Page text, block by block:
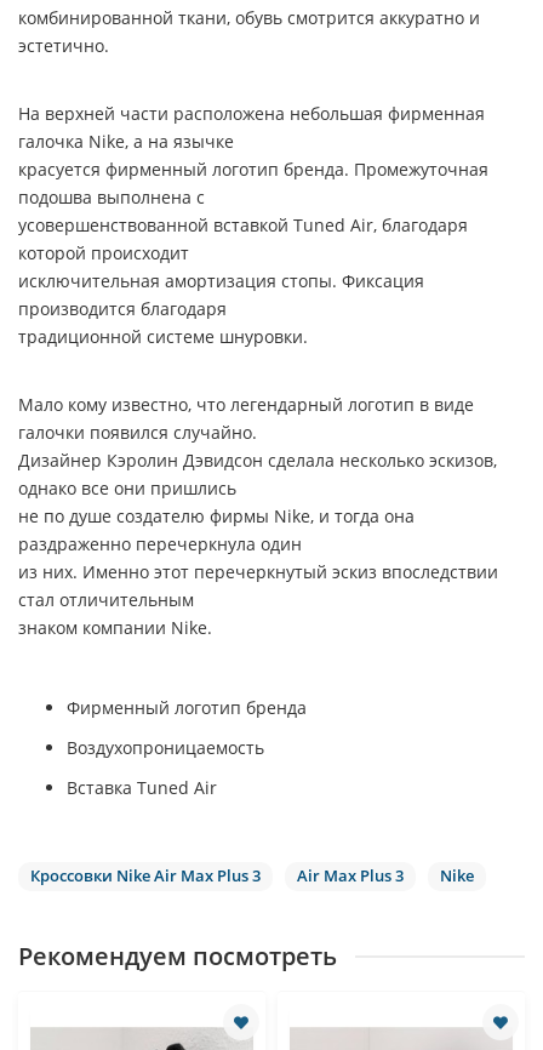
комбинированной ткани, обувь смотрится аккуратно и
эстетично.
На верхней части расположена небольшая фирменная
галочка Nike, а на язычке
красуется фирменный логотип бренда. Промежуточная
подошва выполнена с
усовершенствованной вставкой Tuned Air, благодаря
которой происходит
исключительная амортизация стопы. Фиксация
производится благодаря
традиционной системе шнуровки.
Мало кому известно, что легендарный логотип в виде
галочки появился случайно.
Дизайнер Кэролин Дэвидсон сделала несколько эскизов,
однако все они пришлись
не по душе создателю фирмы Nike, и тогда она
раздраженно перечеркнула один
из них. Именно этот перечеркнутый эскиз впоследствии
стал отличительным
знаком компании Nike.
Фирменный логотип бренда
Воздухопроницаемость
Вставка Tuned Air
Кроссовки Nike Air Max Plus 3 Air Max Plus 3 Nike
Рекомендуем посмотреть